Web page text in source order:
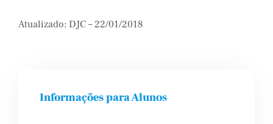
Atualizado: DJC – 22/01/2018
Informações para Alunos